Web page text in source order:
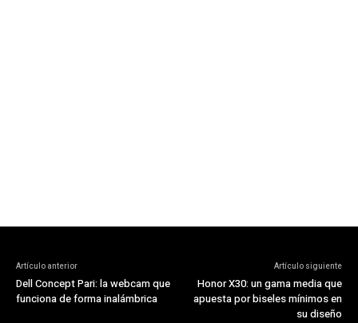
Artículo anterior
Dell Concept Pari: la webcam que
funciona de forma inalámbrica
Artículo siguiente
Honor X30: un gama media que
apuesta por biseles mínimos en
su diseño